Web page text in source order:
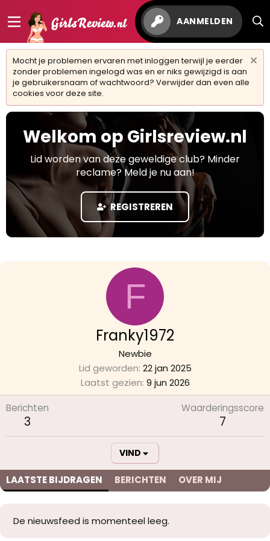
AANMELDEN
Mocht je problemen ervaren met inloggen terwijl je eerder
zonder problemen ingelogd was en er niks gewijzigd is aan
je gebruikersnaam of wachtwoord? Verwijder dan even alle
cookies voor deze site.
Welkom op Girlsreview.nl
Lid worden van deze geweldige club? Minder
reclame? Meld je nu aan!
REGISTREREN
F
Franky1972
Newbie
Lid geworden 22 jan 2025
Laatst gezien 9 jun 2026
Berichten
3
Waarderingsscore
7
VIND
LAATSTE BIJDRAGEN BERICHTEN OVER MIJ
De nieuwsfeed is momenteel leeg.